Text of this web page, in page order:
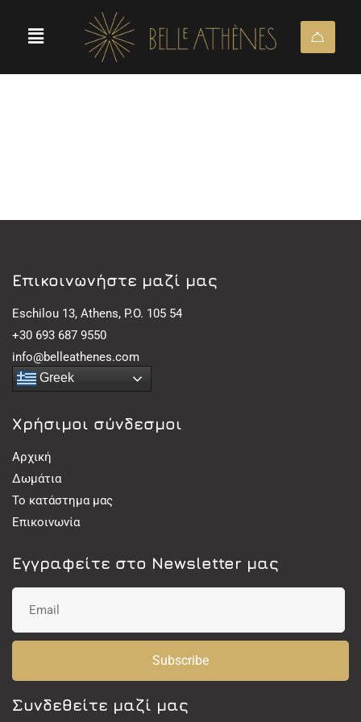
Eπικοινωνήστε μαζί μας
Eschilou 13, Athens, P.O. 105 54
+30 693 687 9550
info@belleathenes.com
Greek
Χρήσιμοι σύνδεσμοι
Αρχική
Δωμάτια
Το κατάστημα μας
Επικοινωνία
Εγγραφείτε στο Newsletter μας
Subscribe
Συνδεθείτε μαζί μας